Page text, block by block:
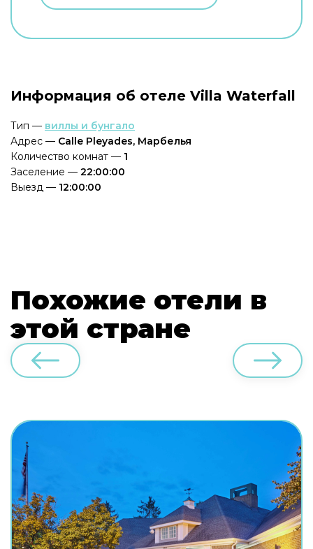
Информация об отеле Villa Waterfall
Тип — виллы и бунгало
Адрес — Calle Pleyades, Марбелья
Количество комнат — 1
Заселение — 22:00:00
Выезд — 12:00:00
Похожие отели в
этой стране